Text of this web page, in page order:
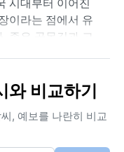
시대부터 이어진
이라는 점에서 유
좁은 골목길과 고
하고 여름은 덥고
은 27°C 안팎으로
600~700mm 중
가 높아 끈적끈적한
와 비교하기
, 예보를 나란히 비교